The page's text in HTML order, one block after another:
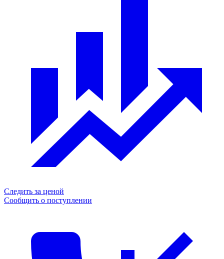
Следить за ценой
Сообщить о поступлении